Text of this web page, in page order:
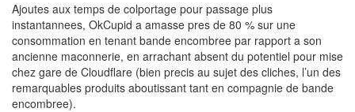
Ajoutes aux temps de colportage pour passage plus
instantannees, OkCupid a amasse pres de 80 % sur une
consommation en tenant bande encombree par rapport a son
ancienne maconnerie, en arrachant absent du potentiel pour mise
chez gare de Cloudflare (bien precis au sujet des cliches, l’un des
remarquables produits aboutissant tant en compagnie de bande
encombree).